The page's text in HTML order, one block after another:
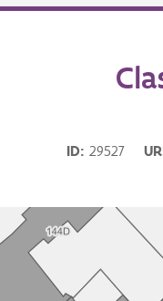
ID
29527